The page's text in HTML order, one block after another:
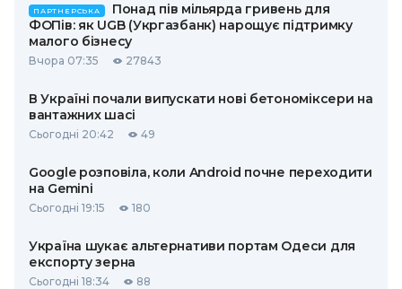
ПАРТНЕРСЬКА
Понад пів мільярда гривень для
ФОПів: як UGB (Укргазбанк) нарощує підтримку
малого бізнесу
Вчора 07:35 27843
В Україні почали випускати нові бетономіксери на
вантажних шасі
Сьогодні 20:42 49
Google розповіла, коли Android почне переходити
на Gemini
Сьогодні 19:15 180
Україна шукає альтернативи портам Одеси для
експорту зерна
Сьогодні 18:34 88